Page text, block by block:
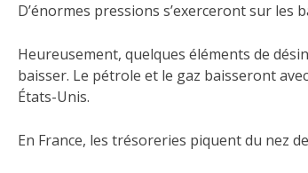
D’énormes pressions s’exerceront sur les
Heureusement, quelques éléments de
baisser. Le pétrole et le gaz baisseront
États-Unis.
En France, les trésoreries piquent du nez